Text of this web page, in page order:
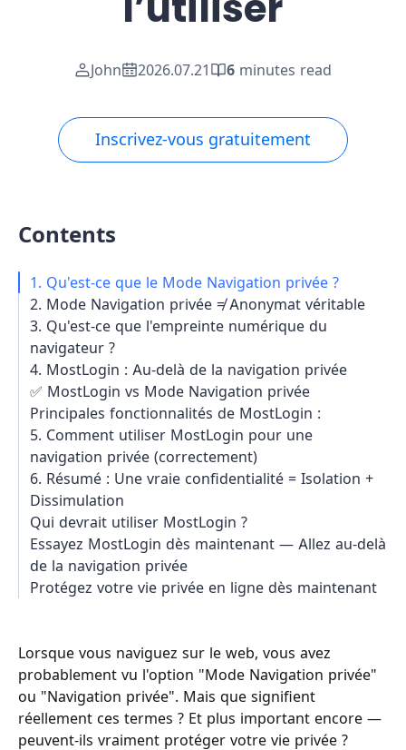
John 2026.07.21 6 minutes read
Inscrivez-vous gratuitement
Contents
1. Qu'est-ce que le Mode Navigation privée ?
2. Mode Navigation privée ≠ Anonymat véritable
3. Qu'est-ce que l'empreinte numérique du
navigateur ?
4. MostLogin : Au-delà de la navigation privée
✅ MostLogin vs Mode Navigation privée
Principales fonctionnalités de MostLogin :
5. Comment utiliser MostLogin pour une
navigation privée (correctement)
6. Résumé : Une vraie confidentialité = Isolation +
Dissimulation
Qui devrait utiliser MostLogin ?
Essayez MostLogin dès maintenant — Allez au-delà
de la navigation privée
Protégez votre vie privée en ligne dès maintenant
Lorsque vous naviguez sur le web, vous avez
probablement vu l'option "Mode Navigation privée"
ou "Navigation privée". Mais que signifient
réellement ces termes ? Et plus important encore —
peuvent-ils vraiment protéger votre vie privée ?